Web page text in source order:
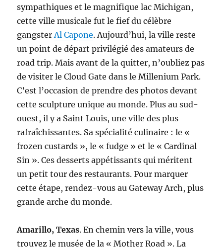
sympathiques et le magnifique lac Michigan,
cette ville musicale fut le fief du célèbre
gangsterAl Capone. Aujourd’hui, la ville reste
un point de départ privilégié des amateurs de
road trip. Mais avant de la quitter, n’oubliez pas
de visiter le Cloud Gate dans le Millenium Park.
C’est l’occasion de prendre des photos devant
cette sculpture unique au monde. Plus au sud-
ouest, il y a Saint Louis, une ville des plus
rafraîchissantes. Sa spécialité culinaire : le «
frozen custards », le « fudge » et le « Cardinal
Sin ». Ces desserts appétissants qui méritent
un petit tour des restaurants. Pour marquer
cette étape, rendez-vous au Gateway Arch, plus
grande arche du monde.
Amarillo, Texas. En chemin vers la ville, vous
trouvez le musée de la « Mother Road ». La